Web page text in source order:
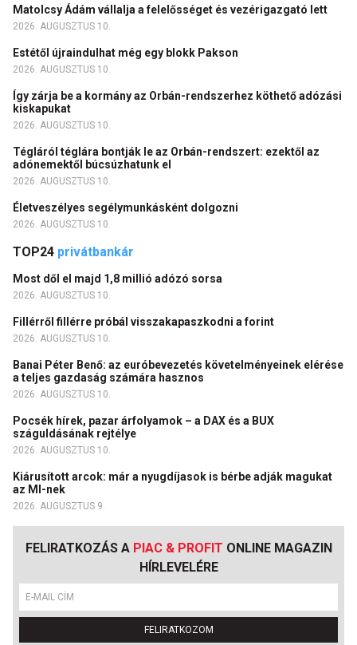
Matolcsy Ádám vállalja a felelősséget és vezérigazgató lett
2026. AUGUSZTUS 10.
Estétől újraindulhat még egy blokk Pakson
2026. AUGUSZTUS 10.
Így zárja be a kormány az Orbán-rendszerhez köthető adózási
kiskapukat
2026. AUGUSZTUS 10.
Tégláról téglára bontják le az Orbán-rendszert: ezektől az
adónemektől búcsúzhatunk el
2026. AUGUSZTUS 10.
Életveszélyes segélymunkásként dolgozni
2026. AUGUSZTUS 10.
TOP24 privátbankár
Most dől el majd 1,8 millió adózó sorsa
2026. AUGUSZTUS 10.
Fillérről fillérre próbál visszakapaszkodni a forint
2026. AUGUSZTUS 10.
Banai Péter Benő: az euróbevezetés követelményeinek elérése
a teljes gazdaság számára hasznos
2026. AUGUSZTUS 10.
Pocsék hírek, pazar árfolyamok – a DAX és a BUX
száguldásának rejtélye
2026. AUGUSZTUS 10.
Kiárusított arcok: már a nyugdíjasok is bérbe adják magukat
az MI-nek
2026. AUGUSZTUS 9.
FELIRATKOZÁS A PIAC & PROFIT ONLINE MAGAZIN
HÍRLEVELÉRE
FELIRATKOZOM